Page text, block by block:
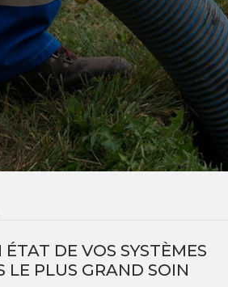
DE VOS SYSTÈMES
LE PLUS GRAND SOIN